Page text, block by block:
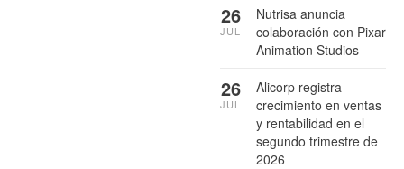
Nutrisa anuncia
colaboración con Pixar
Animation Studios
26
JUL
Alicorp registra
crecimiento en ventas
y rentabilidad en el
segundo trimestre de
2026
26
JUL